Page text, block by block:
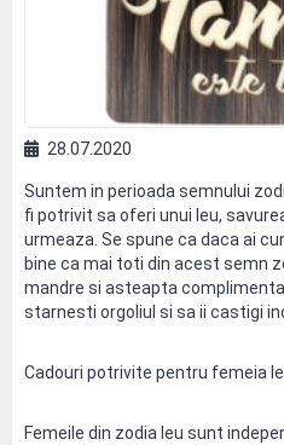
28.07.2020
Suntem in perioada semnului
fi potrivit sa oferi unui leu,
urmeaza. Se spune ca daca ai
bine ca mai toti din acest semn
mandre si asteapta
starnesti orgoliul si sa ii castigi
Cadouri potrivite pentru femeia
Femeile din zodia leu sunt